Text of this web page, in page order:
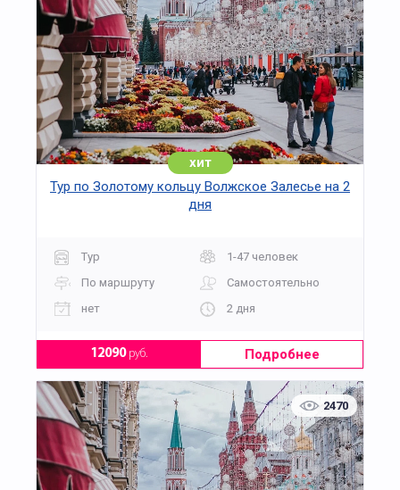
хит
Тур по Золотому кольцу Волжское Залесье на 2
дня
Тур
1-47 человек
По маршруту
Самостоятельно
нет
2 дня
12090руб. Подробнее
2470